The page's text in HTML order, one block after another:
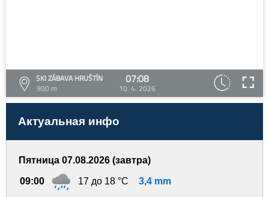
SKI ZÁBAVA HRUŠTÍN
900 m
07:08
10. 4. 2026
Актуальная инфо
Пятница 07.08.2026 (завтра)
09:00 17 до 18 °C 3,4 mm